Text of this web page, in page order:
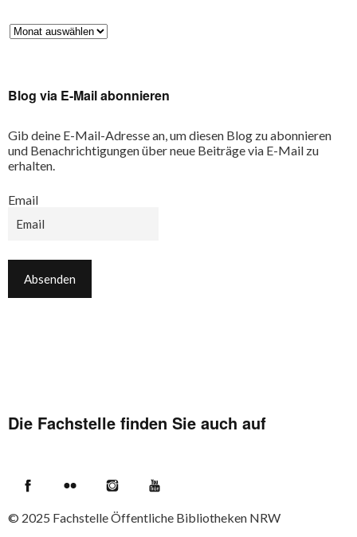
Blog via E-Mail abonnieren
Gib deine E-Mail-Adresse an, um diesen Blog zu abonnieren
und Benachrichtigungen über neue Beiträge via E-Mail zu
erhalten.
Email
Die Fachstelle finden Sie auch auf
© 2025 Fachstelle Öffentliche Bibliotheken NRW